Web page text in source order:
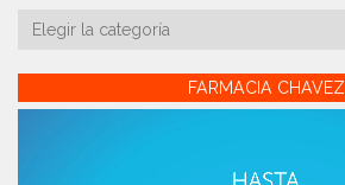
Categorías
FARMACIA CHAVEZ